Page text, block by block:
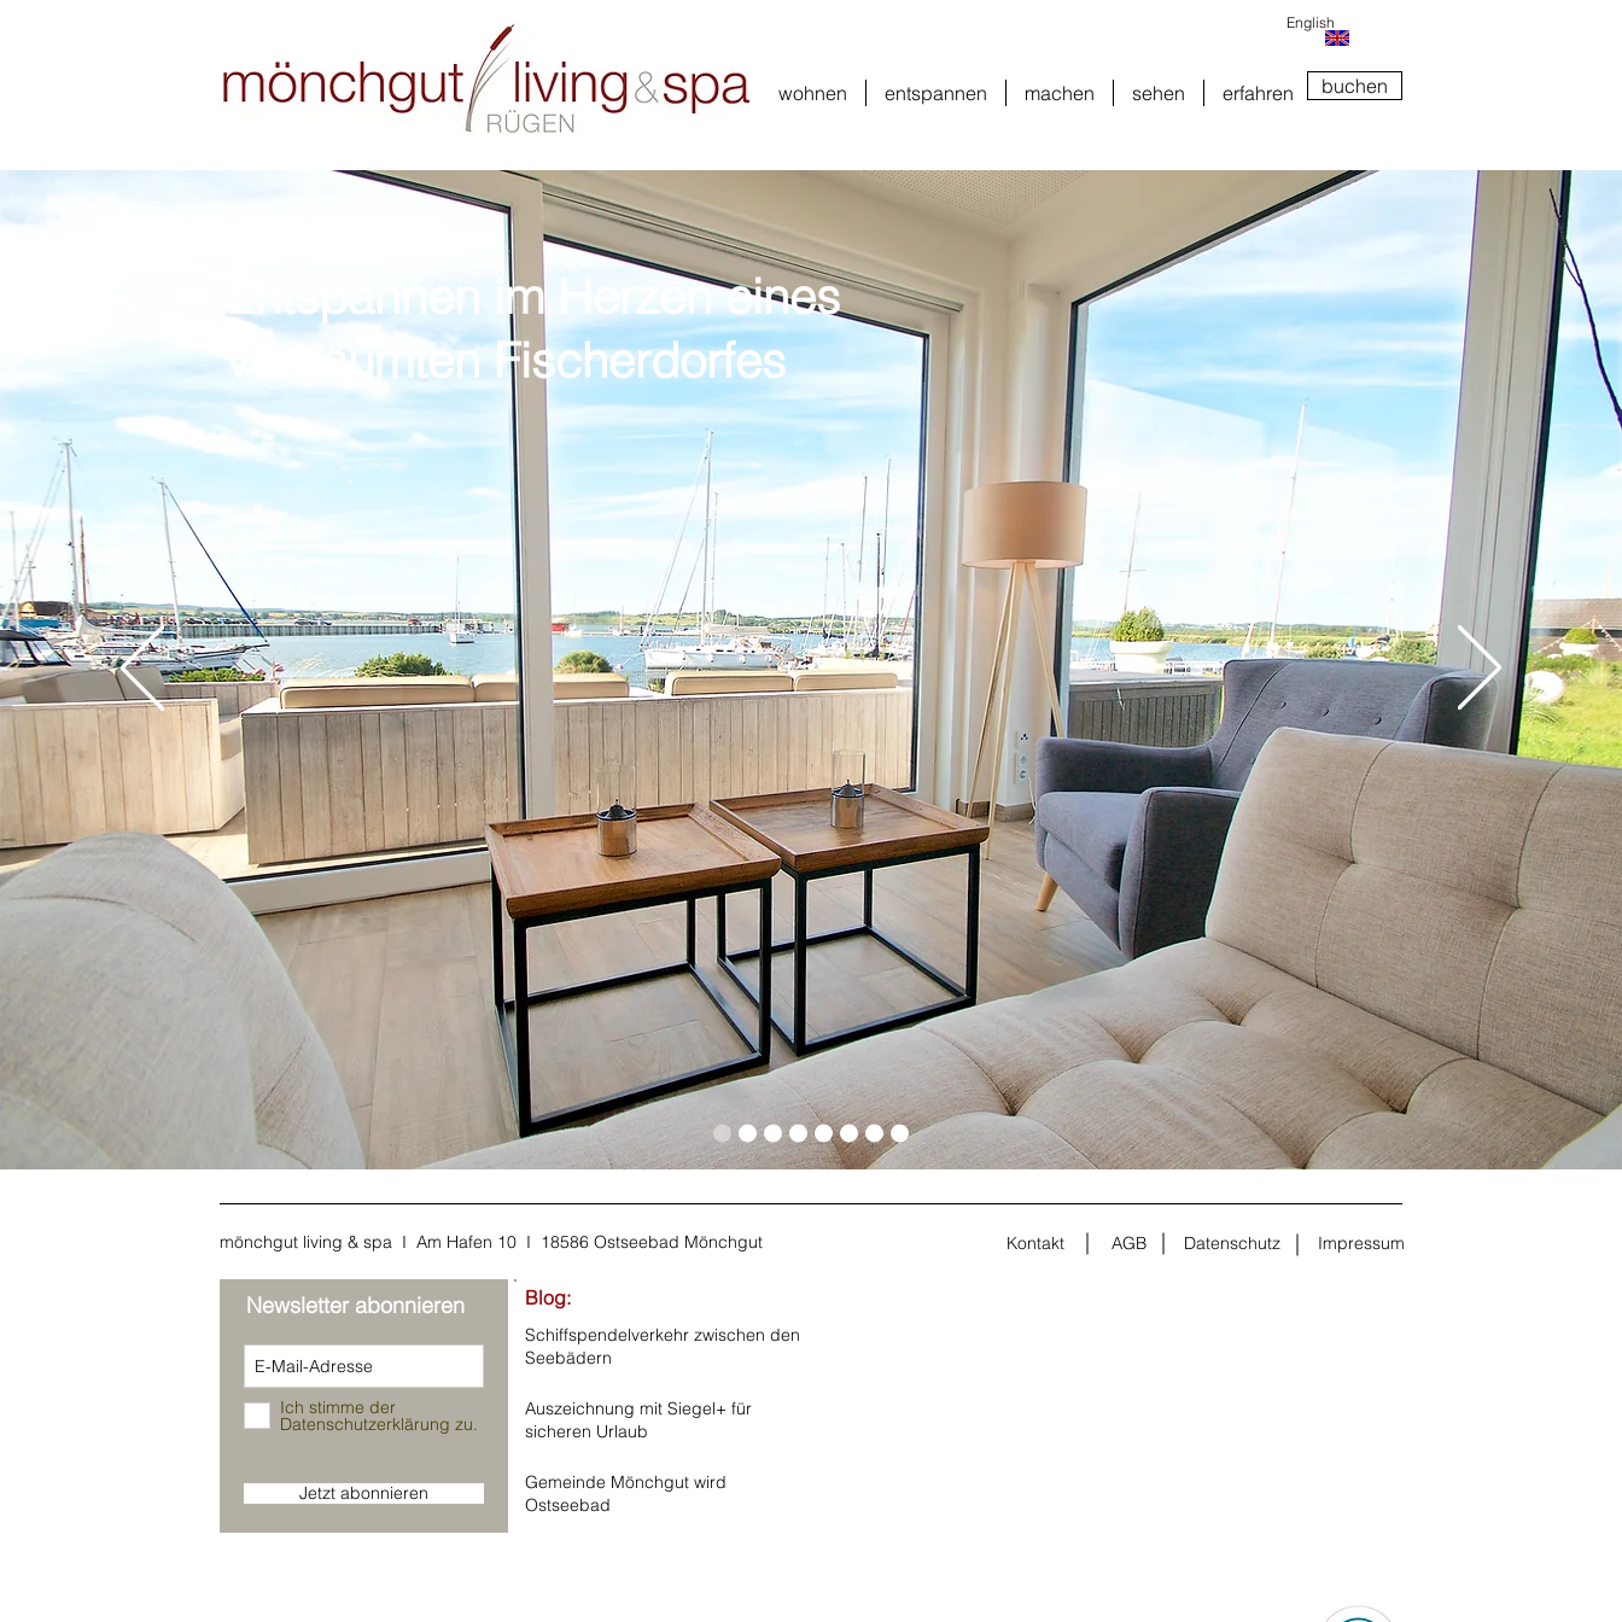
English
wohnen entspannen machen sehen erfahren buchen
Entspannen im Herzen eines
verträumten Fischerdorfes
mönchgut living & spa I Am Hafen 10 I 18586 Ostseebad Mönchgut
Newsletter abonnieren
Ich stimme der
Datenschutzerklärung zu.
Jetzt abonnieren
Blog:
Schiffspendelverkehr zwischen den
Seebädern
Auszeichnung mit Siegel+ für
sicheren Urlaub
Gemeinde Mönchgut wird
Ostseebad
Kontakt AGB Datenschutz Impressum